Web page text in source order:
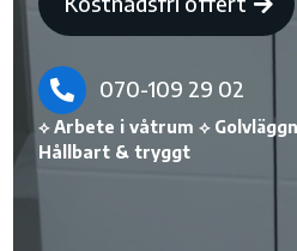
 070-109 29 02
⟡ Arbete i våtrum ⟡
Hållbart & tryggt